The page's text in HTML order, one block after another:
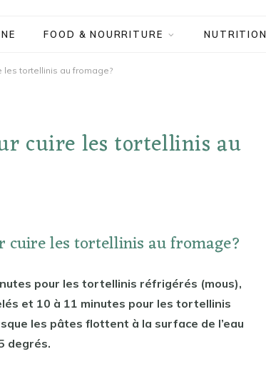
FOOD & NOURRITURE NUTRITION
les tortellinis au fromage?
cuire les tortellinis au
cuire les tortellinis au fromage?
pour les tortellinis réfrigérés (mous),
et 10 à 11 minutes pour les tortellinis
les pâtes flottent à la surface de l’eau
degrés.